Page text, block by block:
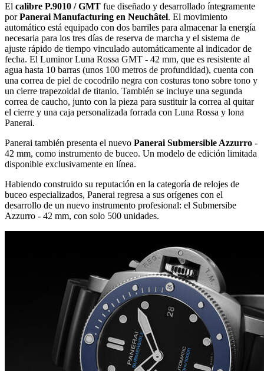
El calibre P.9010 / GMT fue diseñado y desarrollado íntegramente
porPanerai Manufacturing en Neuchâtel. El movimiento
automático está equipado con dos barriles para almacenar la energía
necesaria para los tres días de reserva de marcha y el sistema de
ajuste rápido de tiempo vinculado automáticamente al indicador de
fecha. El Luminor Luna Rossa GMT - 42 mm, que es resistente al
agua hasta 10 barras (unos 100 metros de profundidad), cuenta con
una correa de piel de cocodrilo negra con costuras tono sobre tono y
un cierre trapezoidal de titanio. También se incluye una segunda
correa de caucho, junto con la pieza para sustituir la correa al quitar
el cierre y una caja personalizada forrada con Luna Rossa y lona
Panerai.
Panerai también presenta el nuevo Panerai Submersible Azzurro -
42 mm, como instrumento de buceo. Un modelo de edición limitada
disponible exclusivamente en línea.
Habiendo construido su reputación en la categoría de relojes de
buceo especializados, Panerai regresa a sus orígenes con el
desarrollo de un nuevo instrumento profesional: el Submersibe
Azzurro - 42 mm, con solo 500 unidades.